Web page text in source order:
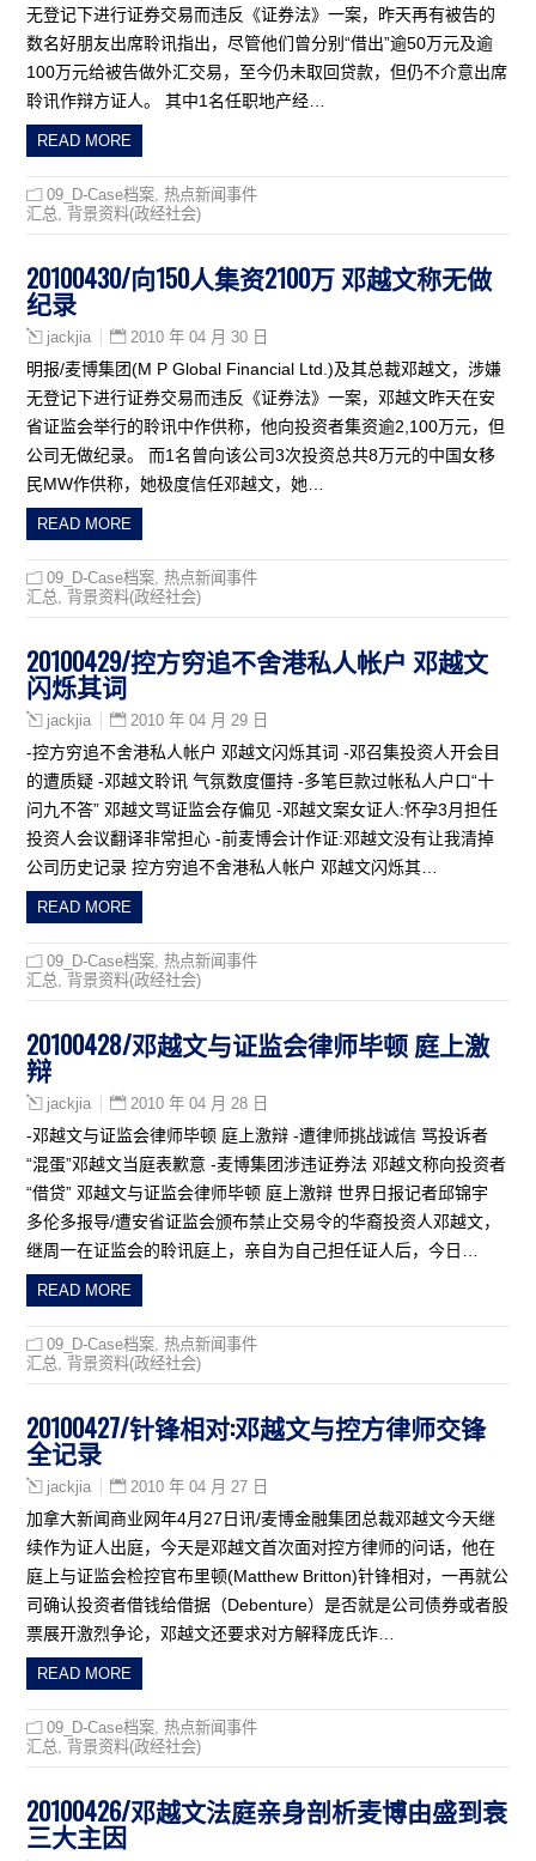
无登记下进行证券交易而违反《证券法》一案，昨天再有被告的
数名好朋友出席聆讯指出，尽管他们曾分别“借出”逾50万元及逾
100万元给被告做外汇交易，至今仍未取回贷款，但仍不介意出席
聆讯作辩方证人。 其中1名任职地产经…
READ MORE
09_D-Case档案 ,热点新闻事件
汇总
背景资料(政经社会)
20100430/向150人集资2100万 邓越文称无做
纪录
jackjia 2010 年 04 月 30 日
明报/麦博集团(M P Global Financial Ltd.)及其总裁邓越文，涉嫌
无登记下进行证券交易而违反《证券法》一案，邓越文昨天在安
省证监会举行的聆讯中作供称，他向投资者集资逾2,100万元，但
公司无做纪录。 而1名曾向该公司3次投资总共8万元的中国女移
民MW作供称，她极度信任邓越文，她…
READ MORE
09_D-Case档案 ,热点新闻事件
汇总
背景资料(政经社会)
20100429/控方穷追不舍港私人帐户 邓越文
闪烁其词
jackjia 2010 年 04 月 29 日
-控方穷追不舍港私人帐户 邓越文闪烁其词 -邓召集投资人开会目
的遭质疑 -邓越文聆讯 气氛数度僵持 -多笔巨款过帐私人户口“十
问九不答” 邓越文骂证监会存偏见 -邓越文案女证人:怀孕3月担任
投资人会议翻译非常担心 -前麦博会计作证:邓越文没有让我清掉
公司历史记录 控方穷追不舍港私人帐户 邓越文闪烁其…
READ MORE
09_D-Case档案 ,热点新闻事件
汇总
背景资料(政经社会)
20100428/邓越文与证监会律师毕顿 庭上激
辩
jackjia 2010 年 04 月 28 日
-邓越文与证监会律师毕顿 庭上激辩 -遭律师挑战诚信 骂投诉者
“混蛋”邓越文当庭表歉意 -麦博集团涉违证券法 邓越文称向投资者
“借贷” 邓越文与证监会律师毕顿 庭上激辩 世界日报记者邱锦宇
多伦多报导/遭安省证监会颁布禁止交易令的华裔投资人邓越文，
继周一在证监会的聆讯庭上，亲自为自己担任证人后，今日…
READ MORE
09_D-Case档案 ,热点新闻事件
汇总
背景资料(政经社会)
20100427/针锋相对:邓越文与控方律师交锋
全记录
jackjia 2010 年 04 月 27 日
加拿大新闻商业网年4月27日讯/麦博金融集团总裁邓越文今天继
续作为证人出庭，今天是邓越文首次面对控方律师的问话，他在
庭上与证监会检控官布里顿(Matthew Britton)针锋相对，一再就公
司确认投资者借钱给借据（Debenture）是否就是公司债券或者股
票展开激烈争论，邓越文还要求对方解释庞氏诈…
READ MORE
09_D-Case档案 ,热点新闻事件
汇总
背景资料(政经社会)
20100426/邓越文法庭亲身剖析麦博由盛到衰
三大主因